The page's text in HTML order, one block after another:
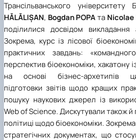
Трансільванського університету
HĂLĂLIȘAN, Bogdan POPAта Nicolae
поділилися досвідом викладання
Зокрема, курс із лісової
практичних завдань:
перспектив біоекономіки, хакатону
на основі бізнес-архетипів
підготовки звітів щодо кращих
пошуку наукових джерел із
Web of Science. Дискутували також й
політиці щодо біоекономіки.
стратегічних документах, що